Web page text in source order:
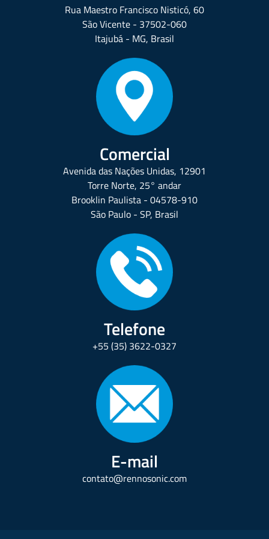
Rua Maestro Francisco Nisticó, 60
São Vicente - 37502-060
Itajubá - MG, Brasil
Comercial
Avenida das Nações Unidas, 12901
Torre Norte, 25° andar
Brooklin Paulista - 04578-910
São Paulo - SP, Brasil
Telefone
+55 (35) 3622-0327
E-mail
contato@rennosonic.com